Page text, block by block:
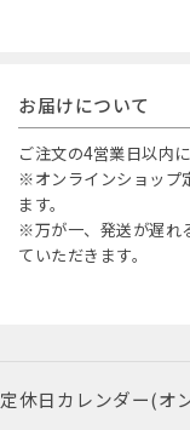
お届けについて
ご注文の4営業日以内
※オンラインショップ
ます。
※万が一、発送が遅れ
ていただきます。
定休日カレンダー(オ